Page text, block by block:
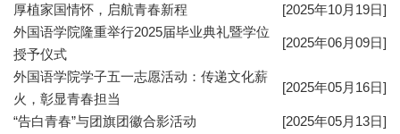
厚植家国情怀，启航青春新程
[2025年10月19日]
外国语学院隆重举行2025届毕业典礼暨学位
授予仪式
[2025年06月09日]
外国语学院学子五一志愿活动：传递文化薪
火，彰显青春担当
[2025年05月16日]
“告白青春”与团旗团徽合影活动
[2025年05月13日]